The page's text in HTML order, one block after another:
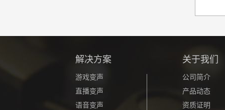
解决方案
游戏变声
直播变声
语音变声
关于我们
公司简介
产品动态
资质证明